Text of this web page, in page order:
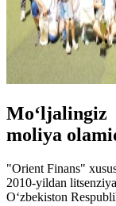
Mo‘ljalingiz
moliya
"Orient Finans"
2010-yildan
O‘zbekiston